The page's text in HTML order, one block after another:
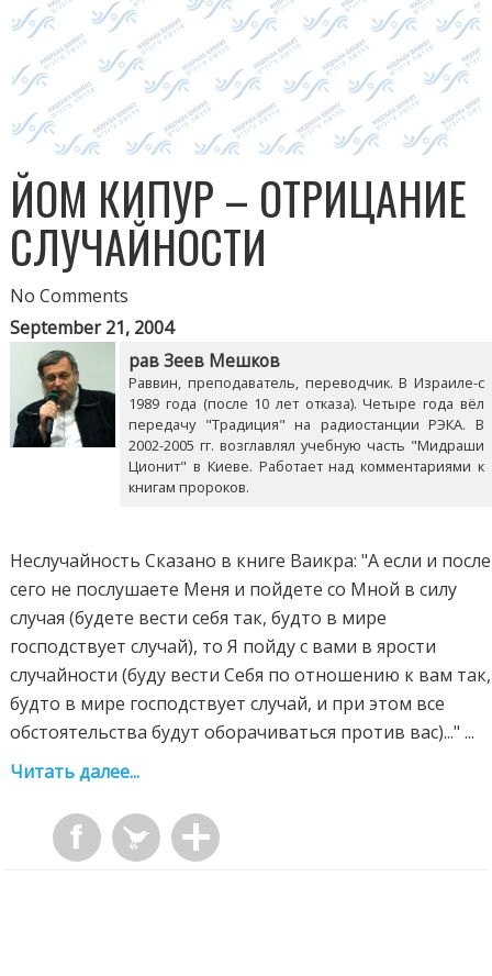
ЙОМ КИПУР – ОТРИЦАНИЕ
СЛУЧАЙНОСТИ
No Comments
September 21, 2004
рав Зеев Мешков
Раввин, преподаватель, переводчик. В Израиле-с
1989 года (после 10 лет отказа). Четыре года вёл
передачу "Традиция" на радиостанции РЭКА. В
2002-2005 гг. возглавлял учебную часть "Мидраши
Ционит" в Киеве. Работает над комментариями к
книгам пророков.
Неслучайность Сказано в книге Ваикра: "А если и после
сего не послушаете Меня и пойдете со Мной в силу
случая (будете вести себя так, будто в мире
господствует случай), то Я пойду с вами в ярости
случайности (буду вести Себя по отношению к вам так,
будто в мире господствует случай, и при этом все
обстоятельства будут оборачиваться против вас)..." ...
Читать далее...